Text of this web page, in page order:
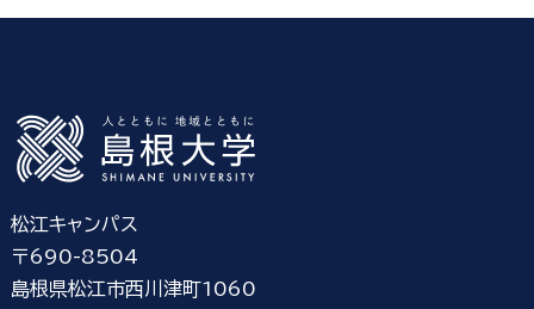
松江キャンパス
〒690-8504
島根県松江市西川津町1060